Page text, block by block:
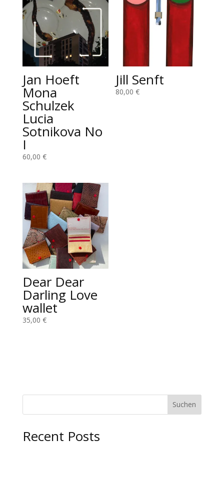
Jan Hoeft
Mona
Schulzek
Lucia
Sotnikova No
I
60,00 €
Jill Senft
80,00€
Dear Dear
Darling Love
wallet
35,00 €
Suchen
Recent Posts